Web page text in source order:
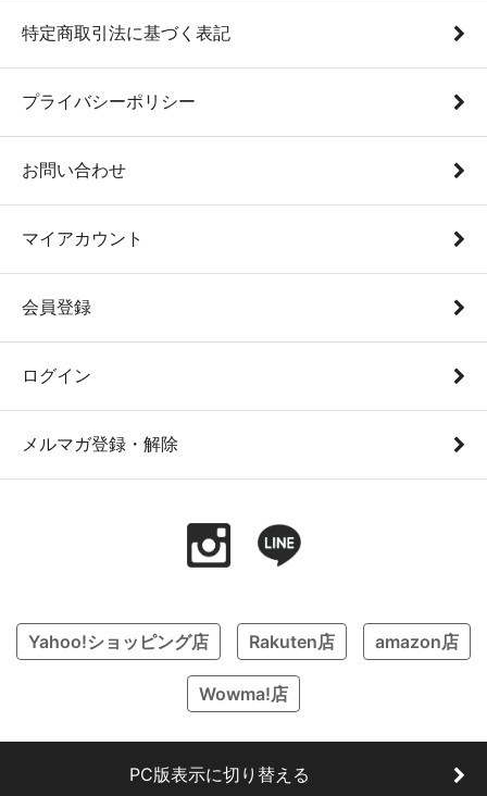
特定商取引法に基づく表記
プライバシーポリシー
お問い合わせ
マイアカウント
会員登録
ログイン
メルマガ登録・解除
Yahoo!ショッピング店 Rakuten店 amazon店
Wowma!店
PC版表示に切り替える